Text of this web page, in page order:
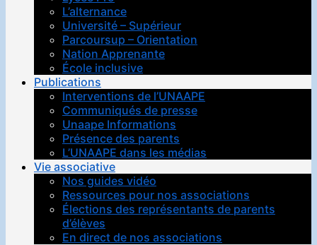
L’alternance
Université – Supérieur
Parcoursup – Orientation
Nation Apprenante
École inclusive
Publications
Interventions de l’UNAAPE
Communiqués de presse
Unaape Informations
Présence des parents
L’UNAAPE dans les médias
Vie associative
Nos guides vidéo
Ressources pour nos associations
Élections des représentants de parents
d’élèves
En direct de nos associations